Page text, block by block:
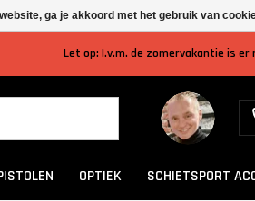
Let op: I.v.m. de zomervakantie is
OPTIEK SCHIETSPORT
ga je akkoord met het gebruik van